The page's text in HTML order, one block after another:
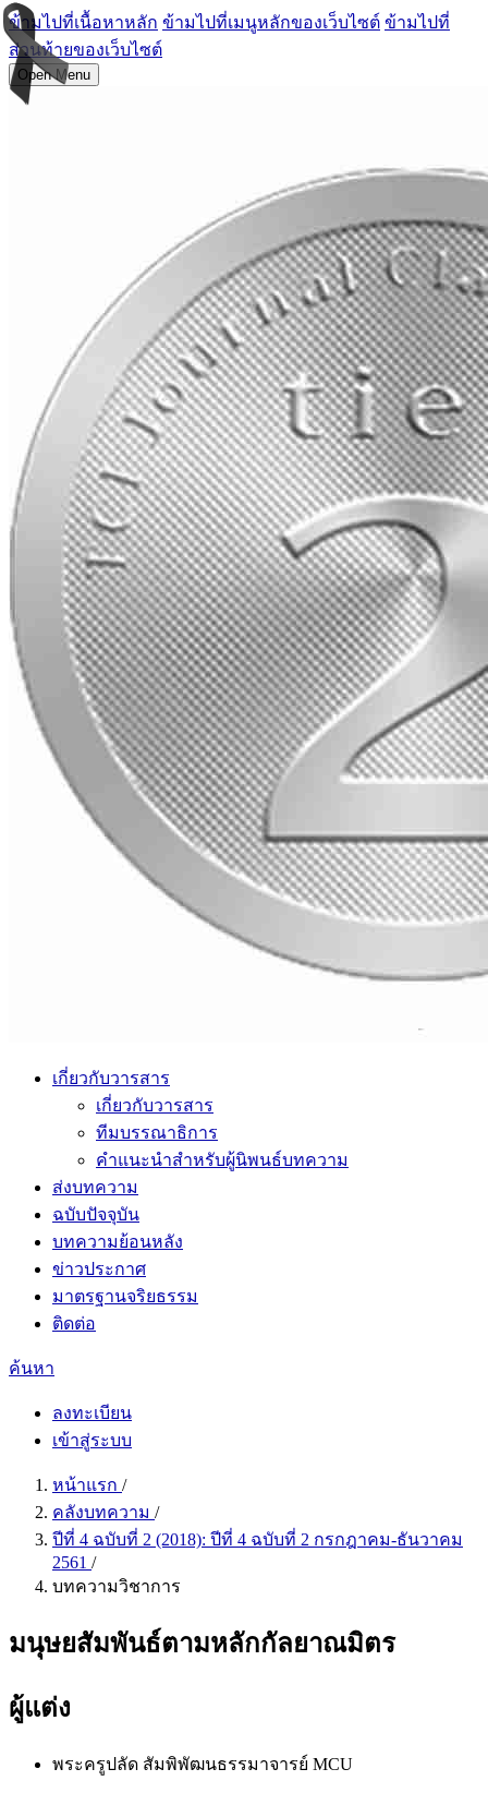
ข้ามไปที่เนื้อหาหลัก ข้ามไปที่เมนูหลักของเว็บไซต์ ข้ามไปที่
ส่วนท้ายของเว็บไซต์
Open Menu
เกี่ยวกับวารสาร
เกี่ยวกับวารสาร
ทีมบรรณาธิการ
คำแนะนำสำหรับผู้นิพนธ์บทความ
ส่งบทความ
ฉบับปัจจุบัน
บทความย้อนหลัง
ข่าวประกาศ
มาตรฐานจริยธรรม
ติดต่อ
ค้นหา
ลงทะเบียน
เข้าสู่ระบบ
หน้าแรก /
คลังบทความ /
ปีที่ 4 ฉบับที่ 2 (2018): ปีที่ 4 ฉบับที่ 2 กรกฎาคม-ธันวาคม
2561 /
บทความวิชาการ
มนุษยสัมพันธ์ตามหลักกัลยาณมิตร
ผู้แต่ง
พระครูปลัด สัมพิพัฒนธรรมาจารย์ MCU